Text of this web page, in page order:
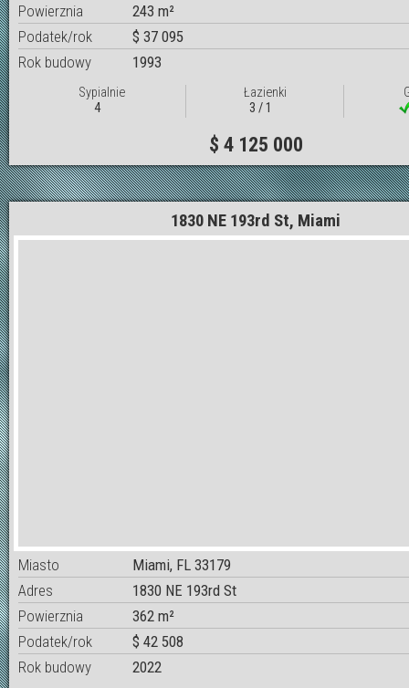
Powierznia
243 m²
Podatek/rok
$ 37 095
Rok budowy
1993
Sypialnie
4
Łazienki
3 / 1
$ 4 125 000
1830 NE 193rd St, Miami
Miasto
Miami, FL 33179
Adres
1830 NE 193rd St
Powierznia
362 m²
Podatek/rok
$ 42 508
Rok budowy
2022